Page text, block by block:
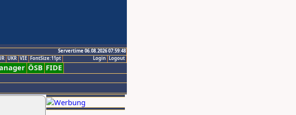
Servertime 06.08.2026 07:59:48
Logout
Login
UKR VIE FontSize:11pt
ÖSB FIDE